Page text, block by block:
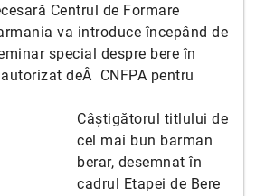
Centrul de Formare
va introduce începând de
special despre bere în
deÂ CNFPA pentru
Câștigătorul titlului de
cel mai bun barman
berar, desemnat în
cadrul Etapei de Bere